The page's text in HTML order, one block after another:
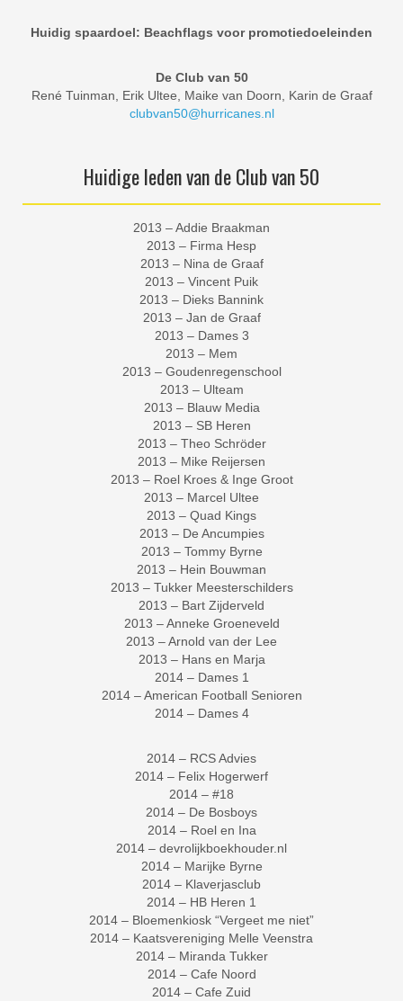
Huidig spaardoel: Beachflags voor promotiedoeleinden
De Club van 50
René Tuinman, Erik Ultee, Maike van Doorn, Karin de Graaf
clubvan50@hurricanes.nl
Huidige leden van de Club van 50
2013 – Addie Braakman
2013 – Firma Hesp
2013 – Nina de Graaf
2013 – Vincent Puik
2013 – Dieks Bannink
2013 – Jan de Graaf
2013 – Dames 3
2013 – Mem
2013 – Goudenregenschool
2013 – Ulteam
2013 – Blauw Media
2013 – SB Heren
2013 – Theo Schröder
2013 – Mike Reijersen
2013 – Roel Kroes & Inge Groot
2013 – Marcel Ultee
2013 – Quad Kings
2013 – De Ancumpies
2013 – Tommy Byrne
2013 – Hein Bouwman
2013 – Tukker Meesterschilders
2013 – Bart Zijderveld
2013 – Anneke Groeneveld
2013 – Arnold van der Lee
2013 – Hans en Marja
2014 – Dames 1
2014 – American Football Senioren
2014 – Dames 4
2014 – RCS Advies
2014 – Felix Hogerwerf
2014 – #18
2014 – De Bosboys
2014 – Roel en Ina
2014 – devrolijkboekhouder.nl
2014 – Marijke Byrne
2014 – Klaverjasclub
2014 – HB Heren 1
2014 – Bloemenkiosk “Vergeet me niet”
2014 – Kaatsvereniging Melle Veenstra
2014 – Miranda Tukker
2014 – Cafe Noord
2014 – Cafe Zuid